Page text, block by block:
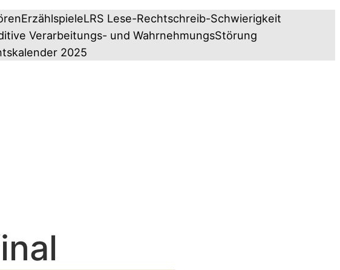
ErzählspieleLRS Lese-Rechtschreib-Schwierigkeit
Verarbeitungs- und WahrnehmungsStörung
2025